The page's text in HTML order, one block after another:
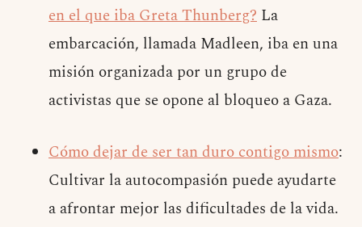
en el que iba Greta Thunberg? La
embarcación, llamada Madleen, iba en una
misión organizada por un grupo de
activistas que se opone al bloqueo a Gaza.
Cómo dejar de ser tan duro contigo mismo:
Cultivar la autocompasión puede ayudarte
a afrontar mejor las dificultades de la vida.